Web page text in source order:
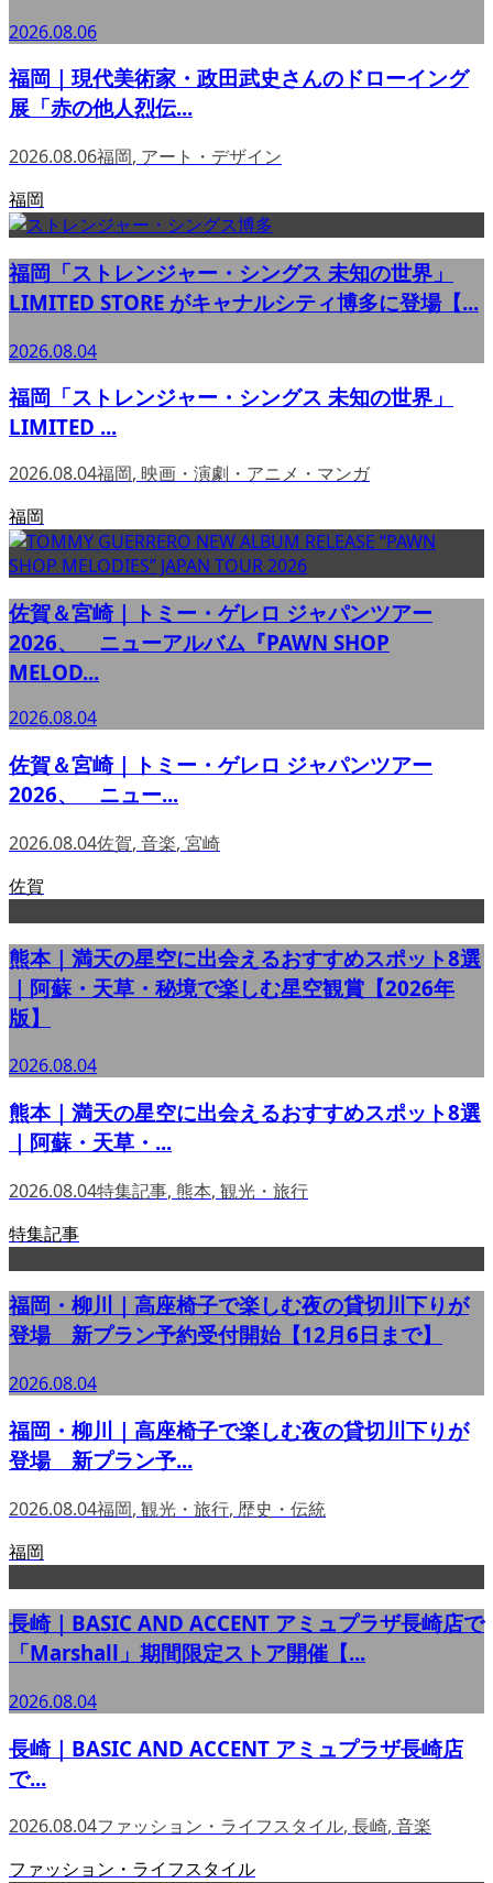
2026.08.06
福岡｜現代美術家・政田武史さんのドローイング
展「赤の他人烈伝...
2026.08.06福岡, アート・デザイン
福岡
福岡「ストレンジャー・シングス 未知の世界」
LIMITED STORE がキャナルシティ博多に登場【...
2026.08.04
福岡「ストレンジャー・シングス 未知の世界」
LIMITED ...
2026.08.04福岡, 映画・演劇・アニメ・マンガ
福岡
佐賀＆宮崎｜トミー・ゲレロ ジャパンツアー
2026、 ニューアルバム『PAWN SHOP
MELOD...
2026.08.04
佐賀＆宮崎｜トミー・ゲレロ ジャパンツアー
2026、 ニュー...
2026.08.04佐賀, 音楽, 宮崎
佐賀
熊本｜満天の星空に出会えるおすすめスポット8選
｜阿蘇・天草・秘境で楽しむ星空観賞【2026年
版】
2026.08.04
熊本｜満天の星空に出会えるおすすめスポット8選
｜阿蘇・天草・...
2026.08.04特集記事, 熊本, 観光・旅行
特集記事
福岡・柳川｜高座椅子で楽しむ夜の貸切川下りが
登場 新プラン予約受付開始【12月6日まで】
2026.08.04
福岡・柳川｜高座椅子で楽しむ夜の貸切川下りが
登場 新プラン予...
2026.08.04福岡, 観光・旅行, 歴史・伝統
福岡
長崎｜BASIC AND ACCENT アミュプラザ長崎店で
「Marshall」期間限定ストア開催【...
2026.08.04
長崎｜BASIC AND ACCENT アミュプラザ長崎店
で...
2026.08.04ファッション・ライフスタイル, 長崎, 音楽
ファッション・ライフスタイル